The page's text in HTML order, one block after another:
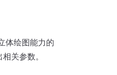
体绘图能力的
关参数。